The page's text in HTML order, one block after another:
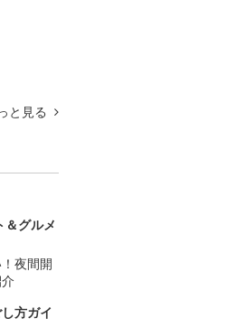
と見る
＆グルメ
夜間開
方ガイ